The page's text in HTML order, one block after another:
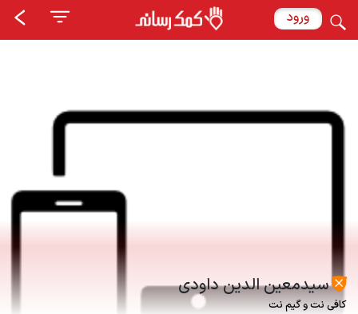
ورود
سیدمعین الدین داودی
کافی نت و گیم نت